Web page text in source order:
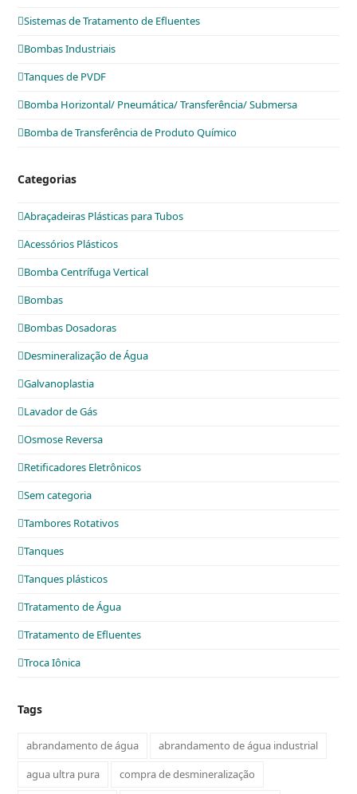
Sistemas de Tratamento de Efluentes
Bombas Industriais
Tanques de PVDF
Bomba Horizontal/ Pneumática/ Transferência/ Submersa
Bomba de Transferência de Produto Químico
Categorias
Abraçadeiras Plásticas para Tubos
Acessórios Plásticos
Bomba Centrífuga Vertical
Bombas
Bombas Dosadoras
Desmineralização de Água
Galvanoplastia
Lavador de Gás
Osmose Reversa
Retificadores Eletrônicos
Sem categoria
Tambores Rotativos
Tanques
Tanques plásticos
Tratamento de Água
Tratamento de Efluentes
Troca Iônica
Tags
abrandamento de água
abrandamento de água industrial
agua ultra pura
compra de desmineralização